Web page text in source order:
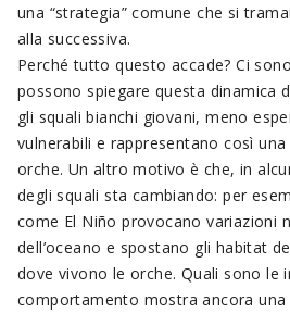
una “strategia” comune che si
alla successiva.
Perché tutto questo accade? Ci
possono spiegare questa dinamica
gli squali bianchi giovani, meno
vulnerabili e rappresentano così una
orche. Un altro motivo è che, in
degli squali sta cambiando: per
come El Niño provocano variazioni
dell’oceano e spostano gli habitat
dove vivono le orche. Quali sono le
comportamento mostra ancora